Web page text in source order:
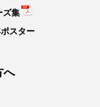
ズ集
スター
へ